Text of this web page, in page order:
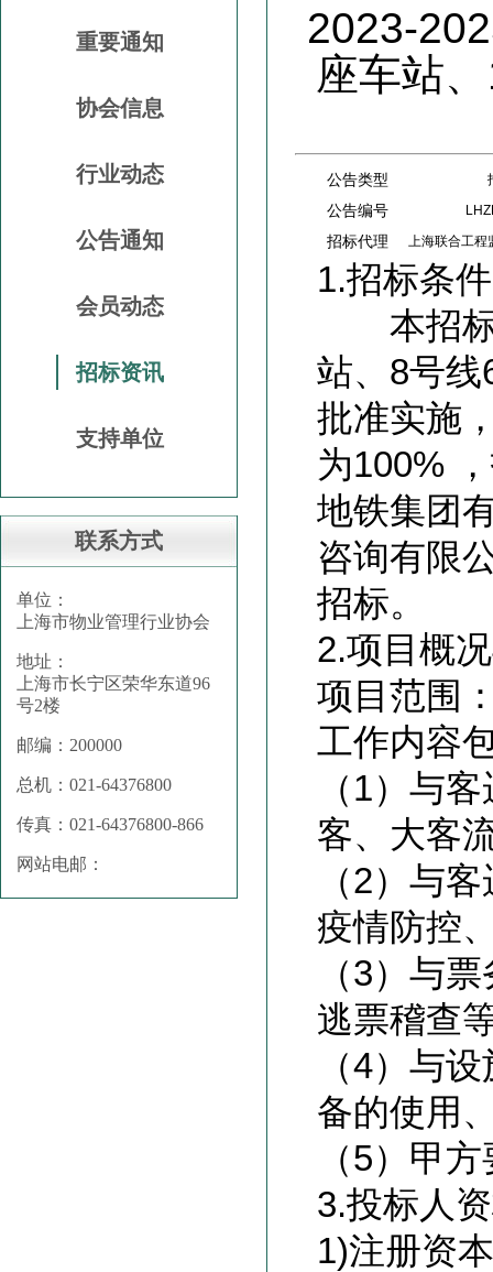
重要通知
协会信息
行业动态
公告通知
会员动态
招标资讯
支持单位
联系方式
单位：
上海市物业管理行业协会
地址：
上海市长宁区荣华东道96
号2楼
邮编：200000
总机：021-64376800
传真：021-64376800-866
网站电邮：
2023-
座车站
公告类型
公告编号
招标代理 上海联合工程
1.招标条件
本招标
站、8号
批准实施
为100%
地铁集团
咨询有限
招标。
2.项目概
项目范围
工作内容
（1）与
客、大客
（2）与
疫情防控
（3）与
逃票稽查
（4）与
备的使用
（5）甲
3.投标人
1)注册资